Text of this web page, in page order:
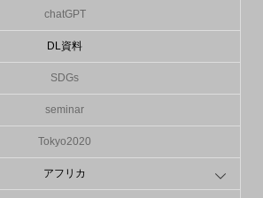
chatGPT
DL資料
SDGs
seminar
Tokyo2020
アフリカ